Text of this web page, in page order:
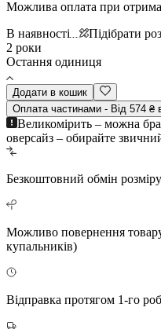
Можлива оплата при
В наявності
Підібрати
2 роки
Остання одиниця
Додати в кошик
Оплата частинами - Від 574 ₴
Великомірить – можна
оверсайз – обирайте
Безкоштовний обмін розміру
Можливо повернення
купальників)
Відправка протягом 1-го